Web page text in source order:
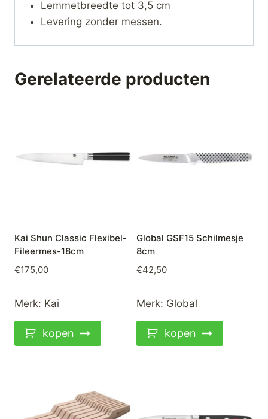
Lemmetbreedte tot 3,5 cm
Levering zonder messen.
Gerelateerde producten
Kai Shun Classic Flexibel-
Fileermes-18cm
€175,00
Merk: Kai
kopen
Global GSF15 Schilmesje
8cm
€42,50
Merk: Global
kopen